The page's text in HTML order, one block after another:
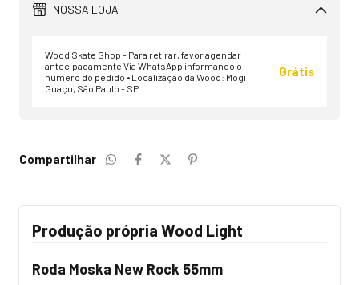
NOSSA LOJA
Wood Skate Shop - Para retirar, favor agendar
antecipadamente Via WhatsApp informando o
numero do pedido • Localização da Wood: Mogi
Guaçu, São Paulo - SP
Grátis
Compartilhar
Produção própria Wood Light
Roda Moska New Rock 55mm